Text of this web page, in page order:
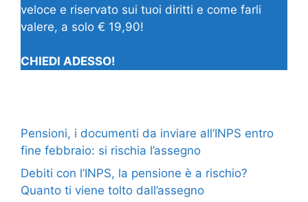
veloce e riservato sui tuoi diritti e come farli
valere, a solo € 19,90!
CHIEDI ADESSO!
Pensioni, i documenti da inviare all’INPS entro
fine febbraio: si rischia l’assegno
Debiti con l’INPS, la pensione è a rischio?
Quanto ti viene tolto dall’assegno